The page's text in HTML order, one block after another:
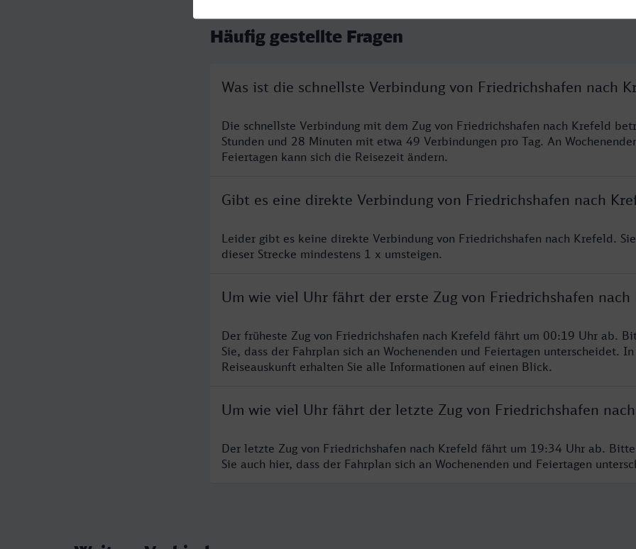
Häufig gestellte Fragen
Was ist die schnellste Verbindung von Friedrichshafen nach
Die schnellste Verbindung mit dem Zug von Friedrichshafen nach Krefeld
Stunden und 28 Minuten mit etwa 49 Verbindungen pro Tag. An
Feiertagen kann sich die Reisezeit ändern.
Gibt es eine direkte Verbindung von Friedrichshafen nach
Leider gibt es keine direkte Verbindung von Friedrichshafen nach Krefeld.
dieser Strecke mindestens 1 x umsteigen.
Um wie viel Uhr fährt der erste Zug von Friedrichshafen nach
Der früheste Zug von Friedrichshafen nach Krefeld fährt um 00:19 Uhr ab.
Sie, dass der Fahrplan sich an Wochenenden und Feiertagen unterscheidet.
Reiseauskunft erhalten Sie alle Informationen auf einen Blick.
Um wie viel Uhr fährt der letzte Zug von Friedrichshafen
Der letzte Zug von Friedrichshafen nach Krefeld fährt um 19:34 Uhr ab.
Sie auch hier, dass der Fahrplan sich an Wochenenden und Feiertagen